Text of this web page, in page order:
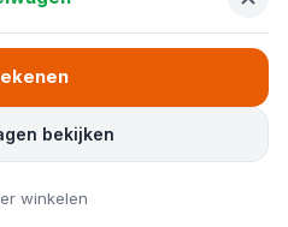
bekijken
winkelen